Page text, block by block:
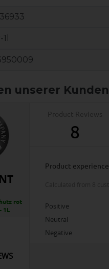
36933
rot
1L
8
product experience
Positive
Neutral
Negative